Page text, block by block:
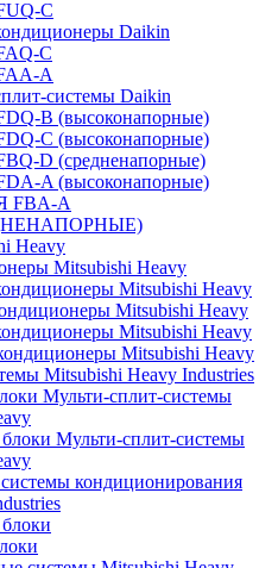
C
Daikin
C
A
системы Daikin
B (высоконапорные)
C (высоконапорные)
D (средненапорные)
A (высоконапорные)
FBA-A
Heavy
Mitsubishi Heavy
Mitsubishi Heavy
Mitsubishi Heavy
Mitsubishi Heavy
Mitsubishi Heavy
Mitsubishi Heavy Industries
Мульти-сплит-системы
Мульти-сплит-системы
кондиционирования